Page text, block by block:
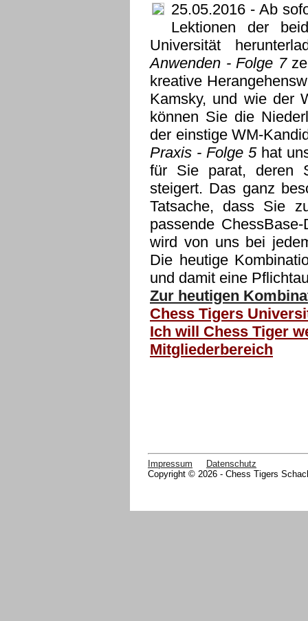
25.05.2016 - Ab
Lektionen der
Universität
Anwenden - Folge 7
kreative
Kamsky, und wie der
können Sie die
der einstige WM-
Praxis - Folge 5hat
für Sie parat, deren
steigert. Das ganz
Tatsache, dass Sie
passende
wird von uns bei
Die heutige
und damit eine
Zur heutigen
Chess Tigers
Ich will Chess Tiger
Mitgliederbereich
Impressum
Datenschutz
Copyright © 2026 - Chess Tigers